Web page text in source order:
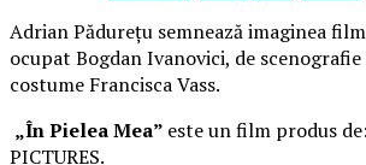
Adrian Pădurețu semnează imaginea
ocupat Bogdan Ivanovici, de
costume Francisca Vass.
„În Pielea Mea” este un film produs
PICTURES.